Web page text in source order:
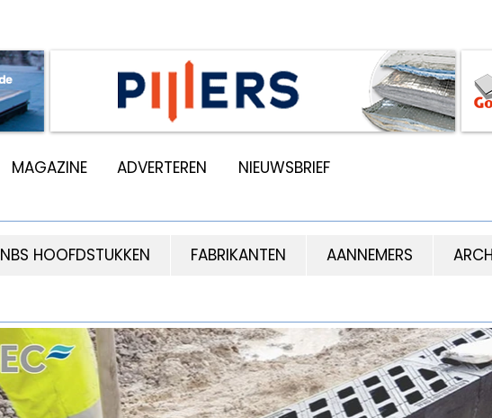
MAGAZINE ADVERTEREN NIEUWSBRIEF
NBS HOOFDSTUKKEN FABRIKANTEN AANNEMERS